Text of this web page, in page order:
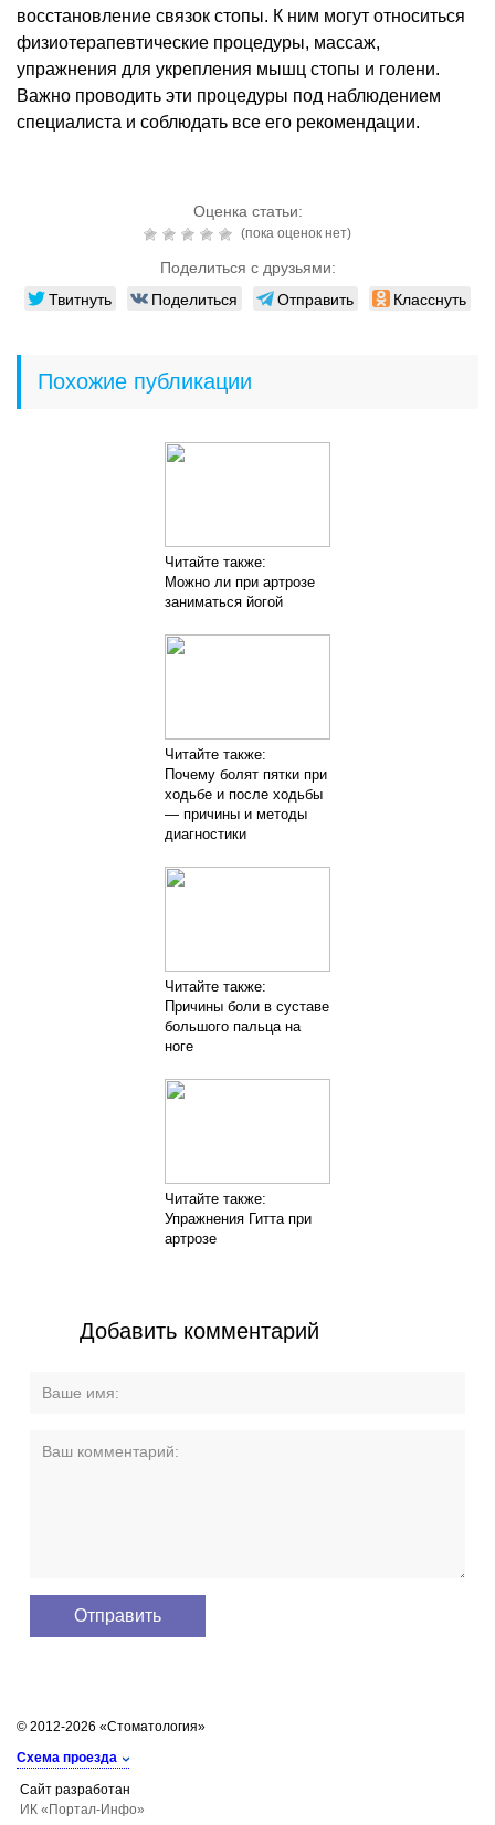
восстановление связок стопы. К ним могут относиться
физиотерапевтические процедуры, массаж,
упражнения для укрепления мышц стопы и голени.
Важно проводить эти процедуры под наблюдением
специалиста и соблюдать все его рекомендации.
Оценка статьи:
(пока оценок нет)
Поделиться с друзьями:
Твитнуть Поделиться Отправить Класснуть
Похожие публикации
Читайте также:
Можно ли при артрозе
заниматься йогой
Читайте также:
Почему болят пятки при
ходьбе и после ходьбы
— причины и методы
диагностики
Читайте также:
Причины боли в суставе
большого пальца на
ноге
Читайте также:
Упражнения Гитта при
артрозе
Добавить комментарий
© 2012-2026 «Стоматология»
Схема проезда
Сайт разработан
ИК «Портал-Инфо»